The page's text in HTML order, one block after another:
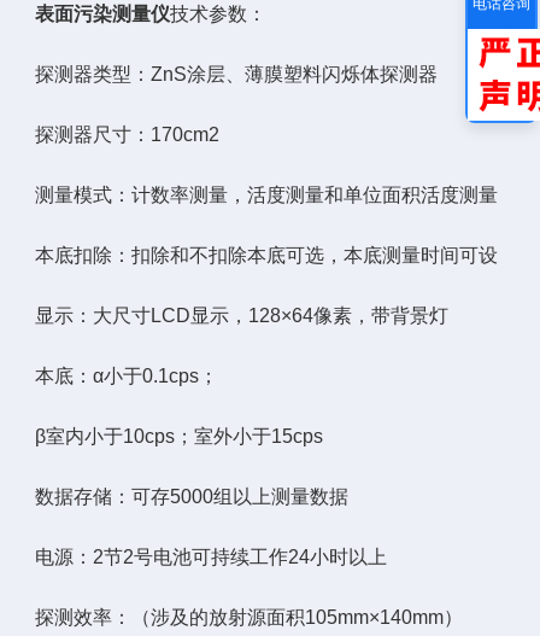
表面污染测量仪技术参数：
探测器类型：ZnS涂层、薄膜塑料闪烁体探测器
探测器尺寸：170cm2
测量模式：计数率测量，活度测量和单位面积活度测量
本底扣除：扣除和不扣除本底可选，本底测量时间可设
显示：大尺寸LCD显示，128×64像素，带背景灯
本底：α小于0.1cps；
β室内小于10cps；室外小于15cps
数据存储：可存5000组以上测量数据
电源：2节2号电池可持续工作24小时以上
探测效率：（涉及的放射源面积105mm×140mm）
电话咨询